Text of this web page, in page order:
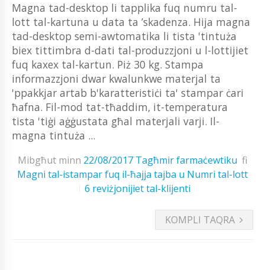
Magna tad-desktop li tapplika fuq numru tal-
lott tal-kartuna u data ta ’skadenza. Hija magna
tad-desktop semi-awtomatika li tista 'tintuża
biex tittimbra d-dati tal-produzzjoni u l-lottijiet
fuq kaxex tal-kartun. Piż 30 kg. Stampa
informazzjoni dwar kwalunkwe materjal ta
'ppakkjar artab b'karatteristiċi ta' stampar ċari
ħafna. Fil-mod tat-tħaddim, it-temperatura
tista 'tiġi aġġustata għal materjali varji. Il-
magna tintuża ...
Mibgħut minn 22/08/2017 Tagħmir farmaċewtiku fi
Magni tal-istampar fuq il-ħajja tajba u Numri tal-lott
6 reviżjonijiet tal-klijenti
KOMPLI TAQRA